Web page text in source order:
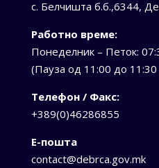
с. Белчишта б.б.,6344,
Работно време:
Понеделник – Петок:
(Пауза од 11:00 до 11:30
Телефон / Факс:
+389(0)46286855
Е-пошта
contact@debrca.gov.mk